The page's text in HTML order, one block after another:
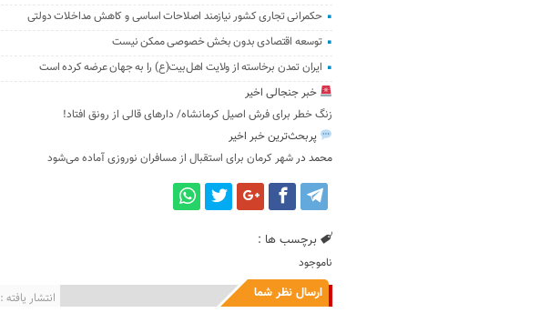
حکمرانی تجاری کشور نیازمند اصلاحات اساسی و کاهش مداخلات دولتی
توسعه اقتصادی بدون بخش خصوصی ممکن نیست
ایران تمدن برخاسته از ولایت اهل‌بیت(ع) را به جهان عرضه کرده است
خبر جنجالی اخیر
زنگ خطر برای فرش اصیل کرمانشاه/ ‌دارهای قالی از رونق افتاد!
پربحث‌ترین خبر اخیر
محمد درشهر کرمان برای استقبال از مسافران نوروزی آماده می‌شود
برچسب ها :
ناموجود
ارسال نظر شما انتشار یافته : 0